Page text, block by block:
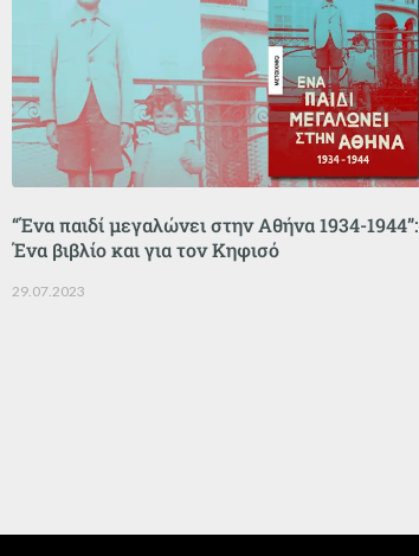
“Ένα παιδί μεγαλώνει στην Αθήνα 1934-1944”:
Ένα βιβλίο και για τον Κηφισό
29.07.2023